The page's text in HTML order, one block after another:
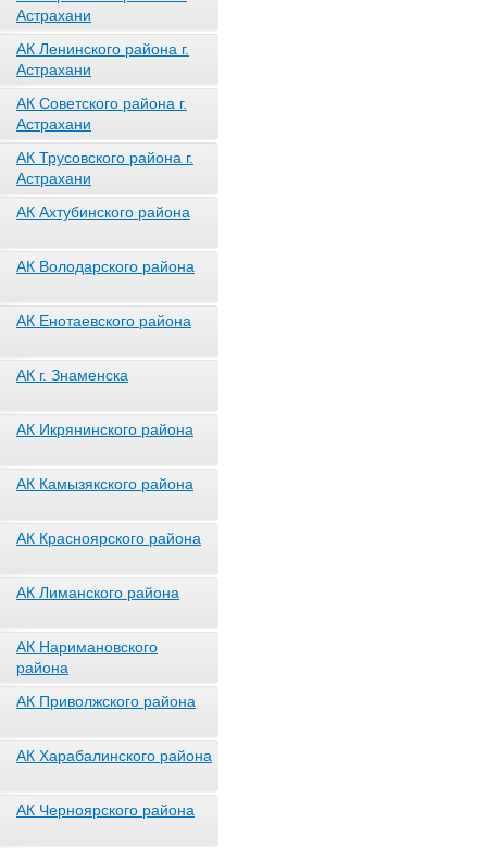
Астрахани
АК Ленинского района г.
Астрахани
АК Советского района г.
Астрахани
АК Трусовского района г.
Астрахани
АК Ахтубинского района
АК Володарского района
АК Енотаевского района
АК г. Знаменска
АК Икрянинского района
АК Камызякского района
АК Красноярского района
АК Лиманского района
АК Наримановского
района
АК Приволжского района
АК Харабалинского района
АК Черноярского района